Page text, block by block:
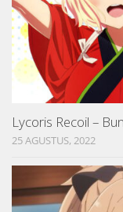
Lycoris Recoil –
25 AGUSTUS, 2022